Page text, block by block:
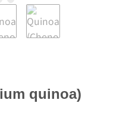
quinoa)